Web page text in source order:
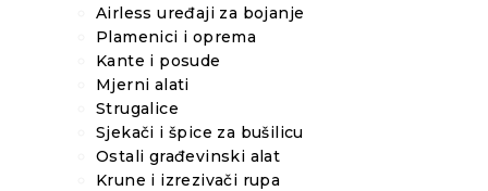
Airless uređaji za bojanje
Plamenici i oprema
Kante i posude
Mjerni alati
Strugalice
Sjekači i špice za bušilicu
Ostali građevinski alat
Krune i izrezivači rupa